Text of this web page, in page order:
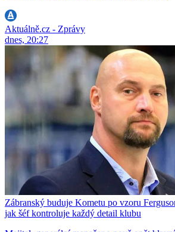
Aktuálně.cz - Zprávy
dnes, 20:27
Zábranský buduje Kometu po vzoru
jak šéf kontroluje každý detail klubu